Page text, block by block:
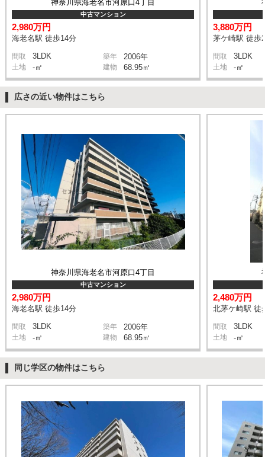
神奈川県海老名市河原口4丁目
中古マンション
2,980万円
海老名駅 徒歩14分
間取 3LDK 築年 2006年
土地 -㎡ 建物 68.95㎡
3,880万円
茅ケ崎駅 徒歩
間取 3LDK
土地 -㎡
広さの近い物件はこちら
神奈川県海老名市河原口4丁目
中古マンション
2,980万円
海老名駅 徒歩14分
間取 3LDK 築年 2006年
土地 -㎡ 建物 68.95㎡
2,480万円
北茅ケ崎駅 徒
間取 3LDK
土地 -㎡
同じ学区の物件はこちら